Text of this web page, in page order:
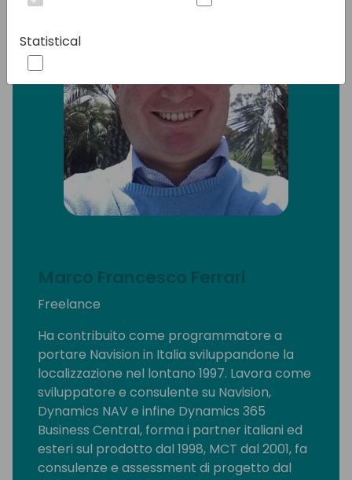
Marco Francesco Ferrari
Freelance
Ha contribuito come programmatore a
portare Navision in Italia sviluppandone la
localizzazione nel lontano 1997. Lavora come
sviluppatore e consulente su Navision,
Dynamics NAV e infine Dynamics 365
Business Central, forma i partner italiani ed
esteri sul prodotto dal 1998, MCT dal 2001, fa
consulenze e assessment di progetto dal
Statistical